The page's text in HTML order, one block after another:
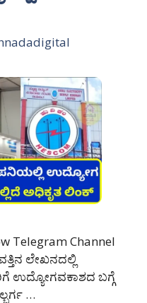
Telegram Channel
ಲೇಖನದಲ್ಲಿ
ಉದ್ಯೋಗವಕಾಶದ ಬಗ್ಗೆ
…